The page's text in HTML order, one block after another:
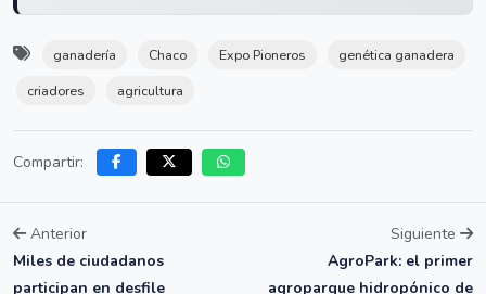
ganadería Chaco Expo Pioneros
genética ganadera
criadores
agricultura
Compartir:
Anterior
Miles de ciudadanos
participan en desfile
Siguiente
AgroPark: el primer
agroparque hidropónico de